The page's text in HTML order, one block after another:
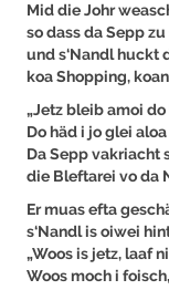
Mid die Johr
so dass da Sepp
und s‘Nandl huckt
koa Shopping,
„Jetz bleib amoi
Do häd i jo glei
Da Sepp vakriacht
die Bleftarei vo da
Er muas efta
s‘Nandl is oiwei
„Woos is jetz, laaf
Woos moch i